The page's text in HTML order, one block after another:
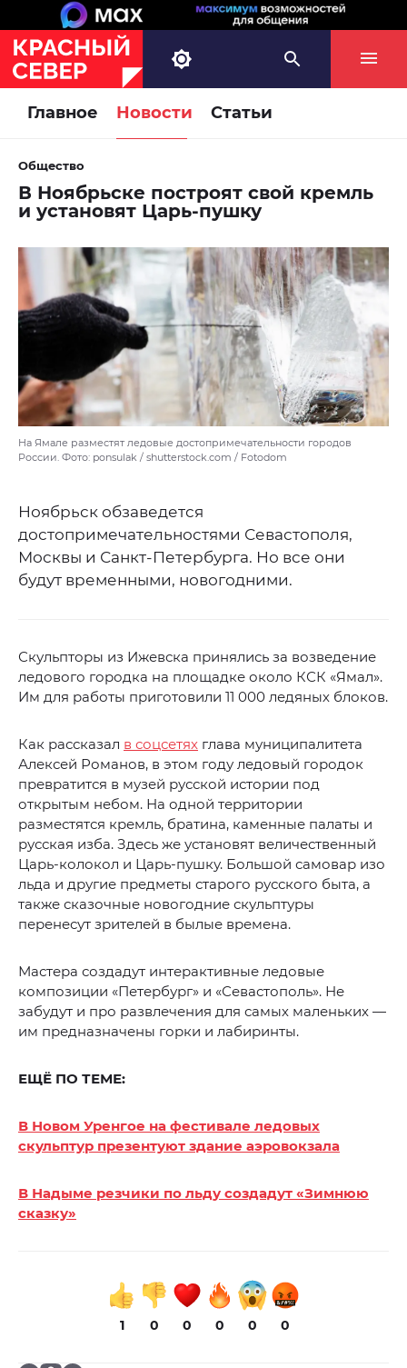
Главное Новости Статьи
Общество
В Ноябрьске построят свой кремль
и установят Царь-пушку
На Ямале разместят ледовые достопримечательности городов
России. Фото: ponsulak / shutterstock.com / Fotodom
Ноябрьск обзаведется
достопримечательностями Севастополя,
Москвы и Санкт-Петербурга. Но все они
будут временными, новогодними.
Скульпторы из Ижевска принялись за возведение
ледового городка на площадке около КСК «Ямал».
Им для работы приготовили 11 000 ледяных блоков.
Как рассказал в соцсетях глава муниципалитета
Алексей Романов, в этом году ледовый городок
превратится в музей русской истории под
открытым небом. На одной территории
разместятся кремль, братина, каменные палаты и
русская изба. Здесь же установят величественный
Царь-колокол и Царь-пушку. Большой самовар изо
льда и другие предметы старого русского быта, а
также сказочные новогодние скульптуры
перенесут зрителей в былые времена.
Мастера создадут интерактивные ледовые
композиции «Петербург» и «Севастополь». Не
забудут и про развлечения для самых маленьких —
им предназначены горки и лабиринты.
ЕЩЁ ПО ТЕМЕ:
В Новом Уренгое на фестивале ледовых
скульптур презентуют здание аэровокзала
В Надыме резчики по льду создадут «Зимнюю
сказку»
1 0 0 0 0 0